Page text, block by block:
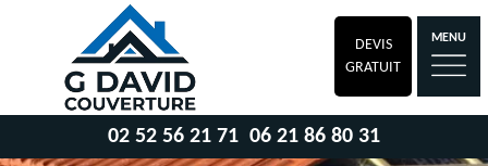
DEVIS
GRATUIT
MENU
02 52 56 21 71 06 21 86 80 31